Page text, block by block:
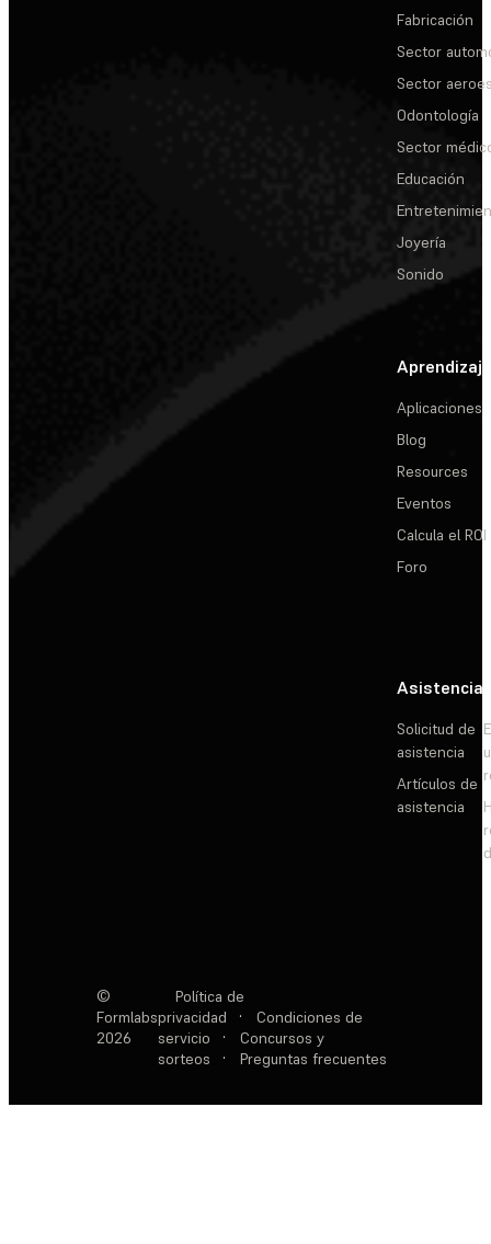
Fabricación
Sector
Sector
Odontología
Sector
Educación
Joyería
Sonido
Aprendizaje
Aplicaciones
Blog
Resources
Eventos
Calcula el ROI
Foro
Asistencia
Solicitud de
asistencia
Artículos de
asistencia
©
Formlabs
2026
Política de
privacidad
·
Condiciones de
servicio
·
Concursos y
sorteos
· Preguntas frecuentes